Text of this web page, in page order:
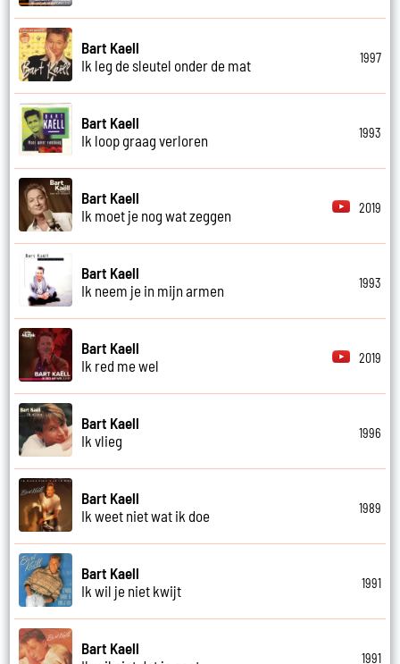
Bart Kaell
Ik leg de sleutel onder de mat
1997
Bart Kaell
Ik loop graag verloren
1993
Bart Kaell
Ik moet je nog wat zeggen
2019
Bart Kaell
Ik neem je in mijn armen
1993
Bart Kaell
Ik red me wel
2019
Bart Kaell
Ik vlieg
1996
Bart Kaell
Ik weet niet wat ik doe
1989
Bart Kaell
Ik wil je niet kwijt
1991
Bart Kaell
1991